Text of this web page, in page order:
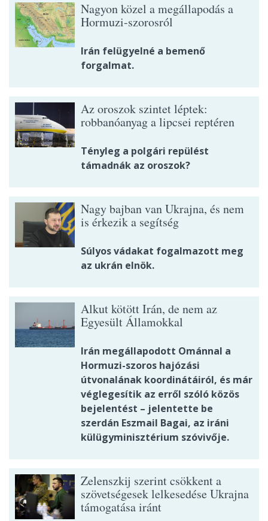
Nagyon közel a megállapodás a
Hormuzi-szorosról
Irán felügyelné a bemenő
forgalmat.
Az oroszok szintet léptek:
robbanóanyag a lipcsei reptéren
Tényleg a polgári repülést
támadnák az oroszok?
Nagy bajban van Ukrajna, és nem
is érkezik a segítség
Súlyos vádakat fogalmazott meg
az ukrán elnök.
Alkut kötött Irán, de nem az
Egyesült Államokkal
Irán megállapodott Ománnal a
Hormuzi-szoros hajózási
útvonalának koordinátáiról, és már
véglegesítik az erről szóló közös
bejelentést – jelentette be
szerdán Eszmail Bagai, az iráni
külügyminisztérium szóvivője.
Zelenszkij szerint csökkent a
szövetségesek lelkesedése Ukrajna
támogatása iránt